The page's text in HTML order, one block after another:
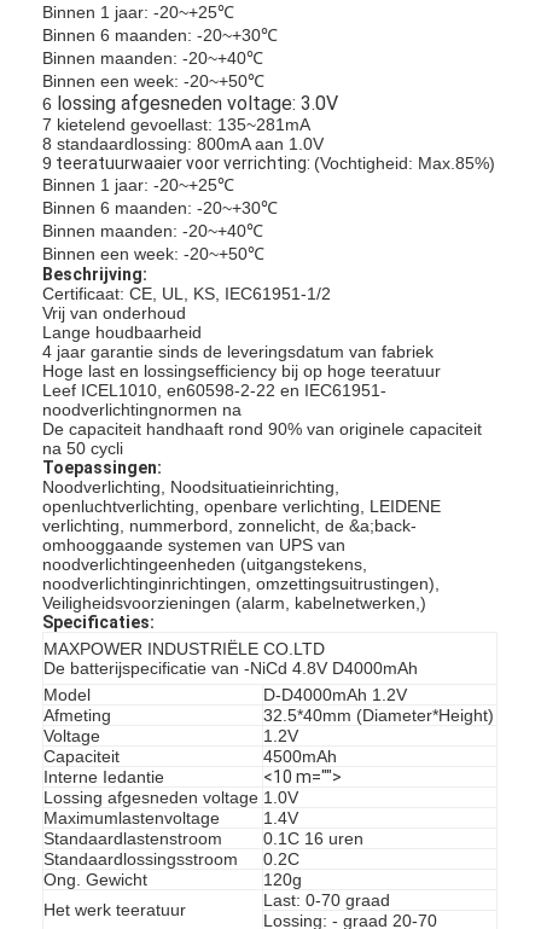
Binnen 1 jaar: -20~+25℃
Binnen 6 maanden: -20~+30℃
Binnen maanden: -20~+40℃
Binnen een week: -20~+50℃
6 lossing afgesneden voltage: 3.0V
7 kietelend gevoellast: 135~281mA
8 standaardlossing: 800mA aan 1.0V
9 teeratuurwaaier voor verrichting: (Vochtigheid: Max.85%)
Binnen 1 jaar: -20~+25℃
Binnen 6 maanden: -20~+30℃
Binnen maanden: -20~+40℃
Binnen een week: -20~+50℃
Beschrijving:
Certificaat: CE, UL, KS, IEC61951-1/2
Vrij van onderhoud
Lange houdbaarheid
4 jaar garantie sinds de leveringsdatum van fabriek
Hoge last en lossingsefficiency bij op hoge teeratuur
Leef ICEL1010, en60598-2-22 en IEC61951-
noodverlichtingnormen na
De capaciteit handhaaft rond 90% van originele capaciteit
na 50 cycli
Toepassingen:
Noodverlichting, Noodsituatieinrichting,
openluchtverlichting, openbare verlichting, LEIDENE
verlichting, nummerbord, zonnelicht, de &a;back-
omhooggaande systemen van UPS van
noodverlichtingeenheden (uitgangstekens,
noodverlichtinginrichtingen, omzettingsuitrustingen),
Veiligheidsvoorzieningen (alarm, kabelnetwerken,)
Specificaties:
MAXPOWER INDUSTRIËLE CO.LTD
De batterijspecificatie van -NiCd 4.8V D4000mAh
Model
D-D4000mAh 1.2V
Afmeting
32.5*40mm (Diameter*Height)
Voltage
1.2V
Capaciteit
4500mAh
Interne Iedantie
<10 m="">
Lossing afgesneden voltage 1.0V
Maximumlastenvoltage
1.4V
Standaardlastenstroom
0.1C 16 uren
Standaardlossingsstroom
0.2C
Ong. Gewicht
120g
Het werk teeratuur
Last: 0-70 graad
Lossing: - graad 20-70